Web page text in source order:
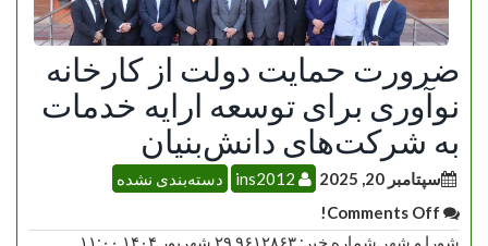
ضرورت حمایت دولت از کارخانه
نوآوری برای توسعه ارایه خدمات
به شرکت‌های دانش‌بنیان
سپتامبر 20, 2025
دسته‌بندی نشده
شورا و شهر شماره خبر: ۹۶۱۲۸۶۳ ۲۹ شهریور ۱۴۰۴ ۱۱:۰۰